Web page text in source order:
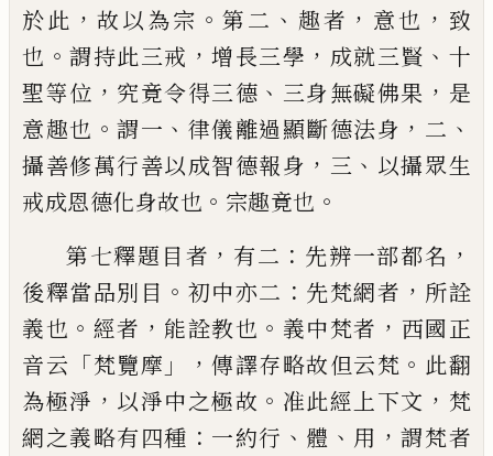
於此 ，故以為宗 。第二 、 趣者 ， 意也 ， 致
也 。謂持此三戒 ，增長三學 ， 成就三賢 、 十
聖等位 ， 究竟令得三德 、 三身無礙佛果 ， 是
意趣也 。謂一 、 律儀離過顯斷德法身 ， 二 、
攝善修萬行善以成智德報身 ， 三 、 以攝眾生
戒成恩德化身故也 。 宗趣竟也 。
第七釋題目者 ， 有二 ： 先辨一部都名 ，
後釋當品別目 。 初中亦二 ： 先梵網者 ， 所詮
義也 。 經者 ， 能詮教也 。 義中梵者 ， 西國正
音云 「梵覽摩 」，傳譯存略故但云梵 。 此翻
為極淨 ， 以淨中之極故 。 准此經上下文 ， 梵
網之義略有四種 ： 一約行 、 體 、 用 ，謂梵者